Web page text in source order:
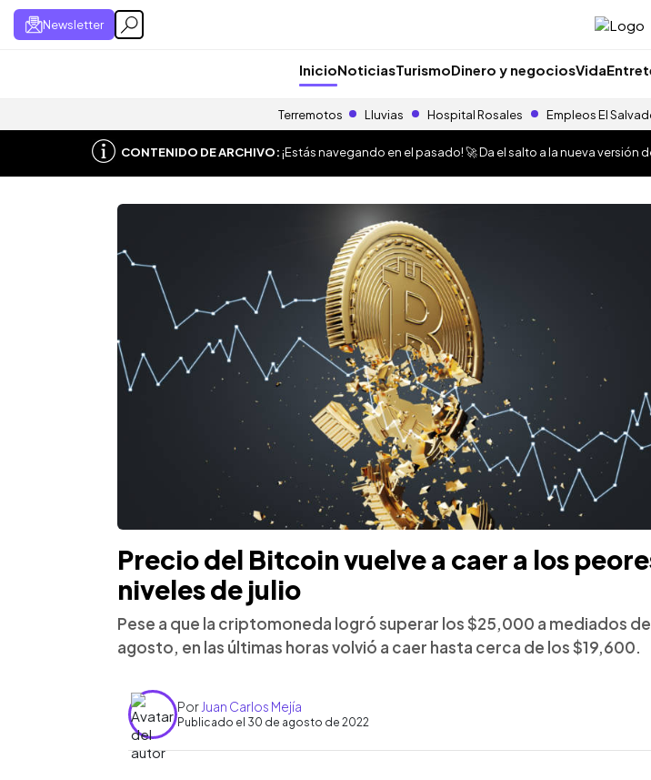
Newsletter
InicioNoticiasTurismoDinero y negociosVida
Terremotos Lluvias Hospital Rosales Empleos El
CONTENIDO DE ARCHIVO:¡Estás navegando en el pasado! 🚀 Da el salto a la nueva versión
Precio del Bitcoin vuelve a caer a los
niveles de julio
Pese a que la criptomoneda logró superar los $25,000 a mediados de
agosto, en las últimas horas volvió a caer hasta cerca de los $19,600.
Por Juan Carlos Mejía
Publicado el 30 de agosto de 2022